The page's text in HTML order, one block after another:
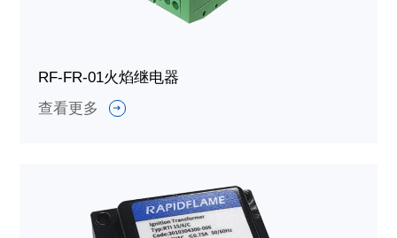
RF-FR-01火焰继电器
查看更多